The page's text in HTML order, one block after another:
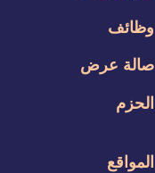
وظائف
صالة عرض
الحزم
المواقع